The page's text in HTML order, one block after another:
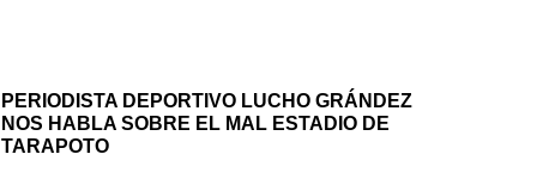
PERIODISTA DEPORTIVO LUCHO GRÁNDEZ
NOS HABLA SOBRE EL MAL ESTADIO DE
TARAPOTO